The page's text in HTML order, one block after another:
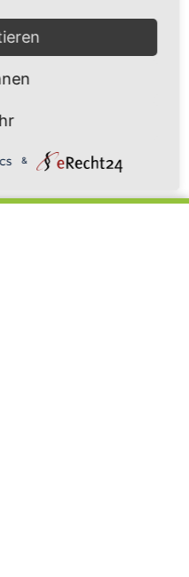
Vorgehensweise für
Projekt festgelegt.
&